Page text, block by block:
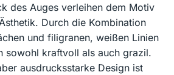
des Auges verleihen dem Motiv
Durch die Kombination
und filigranen, weißen Linien
sowohl kraftvoll als auch grazil.
ausdrucksstarke Design ist